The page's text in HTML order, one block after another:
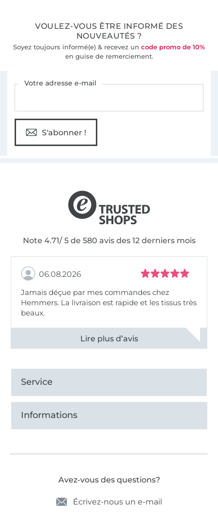
VOULEZ-VOUS ÊTRE INFORMÉ DES
NOUVEAUTÉS ?
Soyez toujours informé(e) & recevez un code promo de 10%
en guise de remerciement.
Votre adresse e-mail
S'abonner !
Note 4.71/ 5 de 580 avis des 12 derniers mois
06.08.2026
Jamais déçue par mes commandes chez
Hemmers. La livraison est rapide et les tissus très
beaux.
Voir tous les 11496 commentaires
Service
Informations
Avez-vous des questions?
Écrivez-nous un e-mail